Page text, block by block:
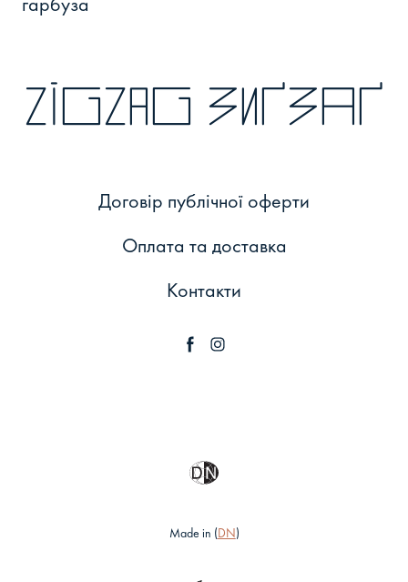
zigzag зиґзаґ
Договір публічної оферти
Оплата та доставка
Контакти
Made in (DN)